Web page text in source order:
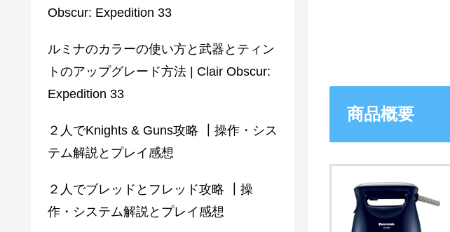
商品概要
Obscur: Expedition 33
ルミナのカラーの使い方と武器とティン
トのアップグレード方法 | Clair Obscur:
Expedition 33
２人でKnights & Guns攻略 ┃操作・シス
テム解説とプレイ感想
２人でブレッドとフレッド攻略 ┃操
作・システム解説とプレイ感想